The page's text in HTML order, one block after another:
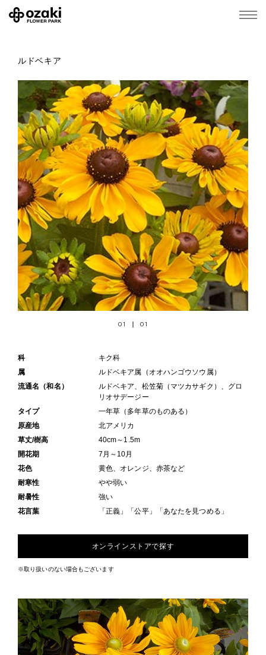
ルドベキア
01 01
科
キク科
属
ルドベキア属（オオハンゴウソウ属）
流通名（和名）
ルドベキア、松笠菊（マツカサギク）、グロ
リオサデージー
タイプ
一年草（多年草のものある）
原産地
北アメリカ
草丈/樹高
40cm～1.5m
開花期
7月～10月
花色
黄色、オレンジ、赤茶など
耐寒性
やや弱い
耐暑性
強い
花言葉
「正義」「公平」「あなたを見つめる」
オンラインストアで探す
※取り扱いのない場合もございます